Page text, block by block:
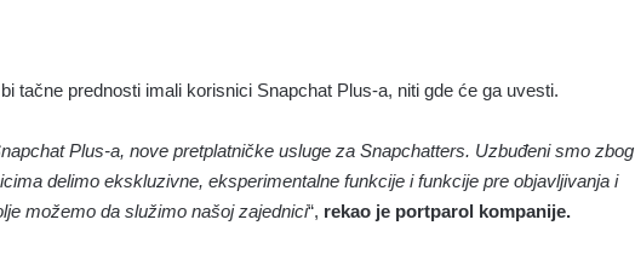
tačne prednosti imali korisnici Snapchat Plus-a, niti gde će ga uvesti.
Plus-a, nove pretplatničke usluge za Snapchatters. Uzbuđeni smo zbog
delimo ekskluzivne, eksperimentalne funkcije i funkcije pre objavljivanja i
možemo da služimo našoj zajednici“, rekao je portparol kompanije.